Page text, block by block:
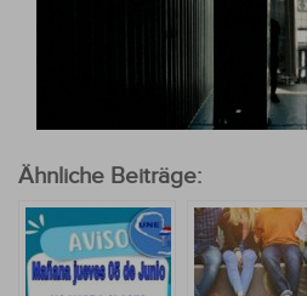
Ähnliche Beiträge: